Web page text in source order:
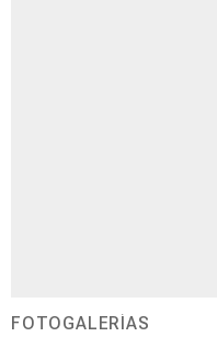
FOTOGALERÍAS